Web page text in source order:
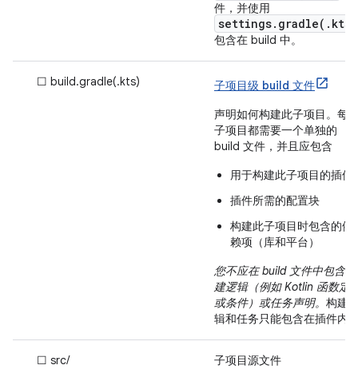
件，并使用
settings.gradle(.kts)
包含在 build 中。
☐ build.gradle(.kts)
子项目级 build 文件
声明如何构建此子项目。每
子项目都需要一个单独的
build 文件，并且应包含
用于构建此子项目的插件
插件所需的配置块
构建此子项目时包含的依
赖项（库和平台）
您不应在 build 文件中包含构
建逻辑（例如 Kotlin 函数定
或条件）或任务声明。 构建
辑和任务只能包含在插件内
☐ src/ 子项目源文件